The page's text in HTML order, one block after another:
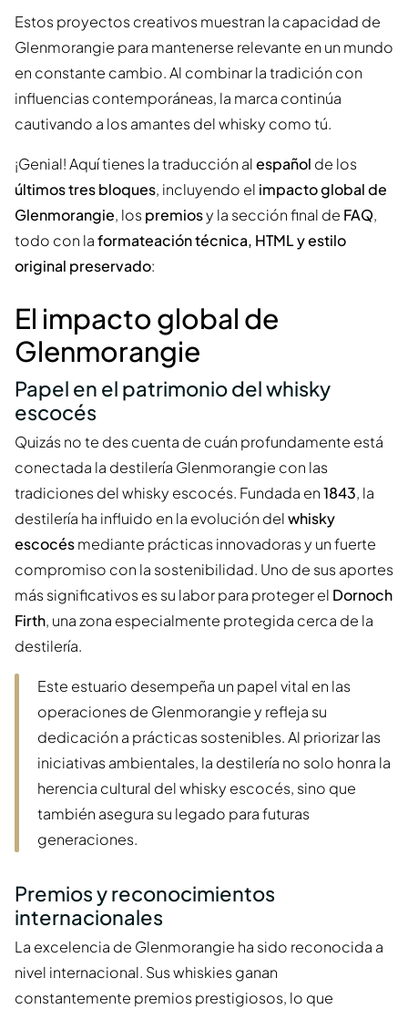
Estos proyectos creativos muestran la capacidad de
Glenmorangie para mantenerse relevante en un mundo
en constante cambio. Al combinar la tradición con
influencias contemporáneas, la marca continúa
cautivando a los amantes del whisky como tú.
¡Genial! Aquí tienes la traducción alespañol de los
últimos tres bloques, incluyendo el impacto global de
Glenmorangie, lospremiosy la sección final de FAQ,
todo con laformateación técnica, HTML y estilo
original preservado:
El impacto global de
Glenmorangie
Papel en el patrimonio del whisky
escocés
Quizás no te des cuenta de cuán profundamente está
conectada la destilería Glenmorangie con las
tradiciones del whisky escocés. Fundada en1843, la
destilería ha influido en la evolución delwhisky
escocésmediante prácticas innovadoras y un fuerte
compromiso con la sostenibilidad. Uno de sus aportes
más significativos es su labor para proteger el Dornoch
Firth, una zona especialmente protegida cerca de la
destilería.
Este estuario desempeña un papel vital en las
operaciones de Glenmorangie y refleja su
dedicación a prácticas sostenibles. Al priorizar las
iniciativas ambientales, la destilería no solo honra la
herencia cultural del whisky escocés, sino que
también asegura su legado para futuras
generaciones.
Premios y reconocimientos
internacionales
La excelencia de Glenmorangie ha sido reconocida a
nivel internacional. Sus whiskies ganan
constantemente premios prestigiosos, lo que